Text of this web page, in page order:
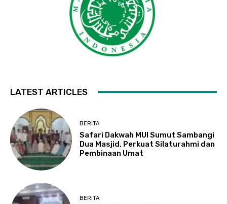
LATEST ARTICLES
BERITA
Safari Dakwah MUI Sumut Sambangi
Dua Masjid, Perkuat Silaturahmi dan
Pembinaan Umat
BERITA